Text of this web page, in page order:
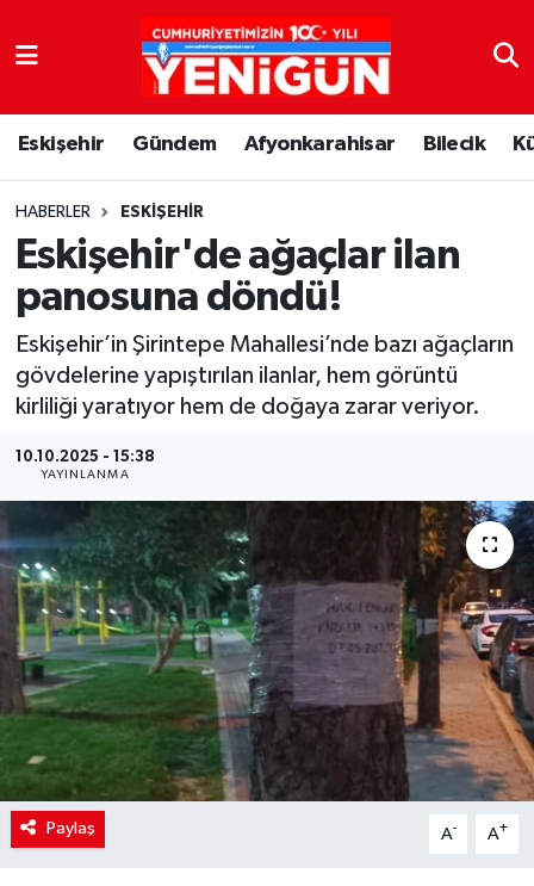
Eskişehir Gündem Afyonkarahisar Bilecik
HABERLER ESKIŞEHIR
Eskişehir'de ağaçlar ilan
panosuna döndü!
Eskişehir’in Şirintepe Mahallesi’nde bazı ağaçların
gövdelerine yapıştırılan ilanlar, hem görüntü
kirliliği yaratıyor hem de doğaya zarar veriyor.
10.10.2025 - 15:38
YAYINLANMA
Paylaş A- A+
Nöbetçi Eczaneler
Hava Durumu
Trafik Durumu
Süper Lig Puan Durumu ve Fikstür
Tüm Manşetler
Son Dakika Haberleri
Haber Arşivi